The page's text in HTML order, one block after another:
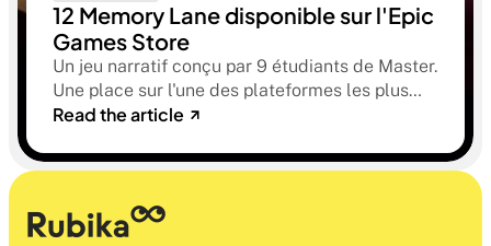
12 Memory Lane disponible sur l'Epic
Games Store
Un jeu narratif conçu par 9 étudiants de Master.
Une place sur l'une des plateformes les plus
sélectives du marché. Une histoire sur la
oublier.
Read the article